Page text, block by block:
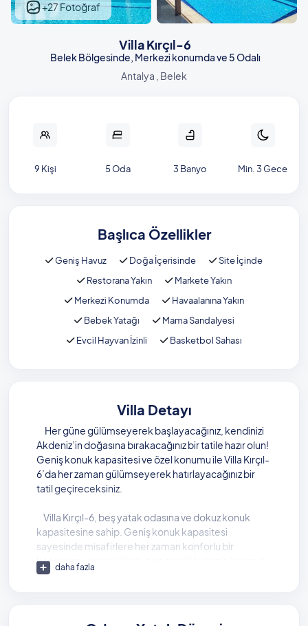
Villa Kırçıl-6
Belek Bölgesinde, Merkezi konumda ve 5 Odalı
Antalya , Belek
+27 Fotoğraf
9 Kişi 5 Oda 3 Banyo Min. 3 Gece
Başlıca Özellikler
Geniş Havuz Doğa İçerisinde
Site İçinde
Restorana Yakın
Markete Yakın
Merkezi Konumda
Havaalanına Yakın
Bebek Yatağı
Mama Sandalyesi
Evcil Hayvan İzinli
Basketbol Sahası
Villa Detayı
Her güne gülümseyerek başlayacağınız, kendinizi
Akdeniz’in doğasına bırakacağınız bir tatile hazır olun!
Geniş konuk kapasitesi ve özel konumu ile Villa Kırçıl-
6’da her zaman gülümseyerek hatırlayacağınız bir
tatil geçireceksiniz.
Villa Kırçıl-6, beş yatak odasına ve dokuz konuk
kapasitesine sahip. Geniş konuk kapasitesi
sayesinde misafirlere her zaman konforlu bir
konaklama sunan villada tüm sevdiklerinizle bir arada
olabilir ve ailecek keyifli bir tatilin tadını
daha fazla